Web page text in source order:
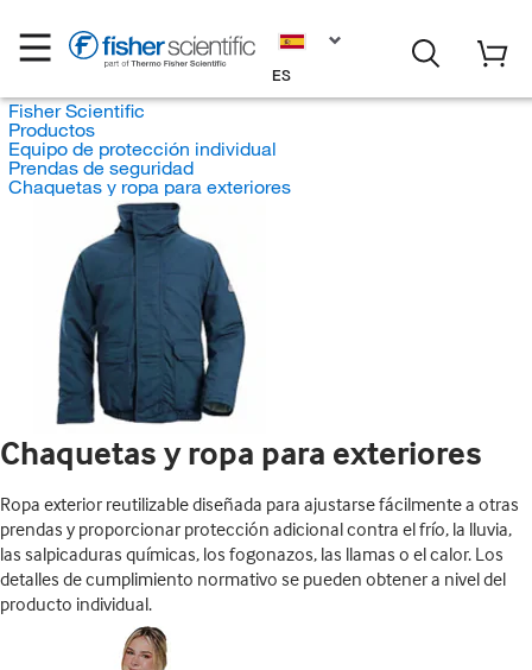
ES
Fisher Scientific
Productos
Equipo de protección individual
Prendas de seguridad
Chaquetas y ropa para exteriores
Chaquetas y ropa para exteriores
Ropa exterior reutilizable diseñada para ajustarse fácilmente a otras
prendas y proporcionar protección adicional contra el frío, la lluvia,
las salpicaduras químicas, los fogonazos, las llamas o el calor. Los
detalles de cumplimiento normativo se pueden obtener a nivel del
producto individual.